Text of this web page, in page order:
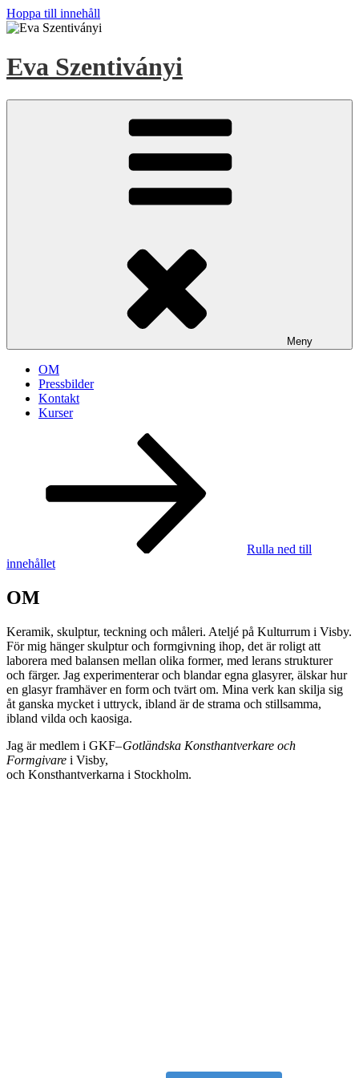
Hoppa till innehåll
Eva Szentiványi
Meny
OM
Pressbilder
Kontakt
Kurser
Rulla ned till
innehållet
OM
Keramik, skulptur, teckning och måleri. Ateljé på Kulturrum i Visby.
För mig hänger skulptur och formgivning ihop, det är ­roligt att
laborera med balansen mellan olika former, med lerans strukturer
och färger. Jag ­experimenterar och blandar egna glasyrer, älskar hur
en glasyr ­framhäver en form och tvärt om. Mina verk kan skilja sig
åt ganska mycket i uttryck, ibland är de strama och stillsamma,
ibland vilda och kaosiga.
Jag är medlem i GKF–Gotländska Konsthantverkare och
Formgivare i Visby,
och Konsthantverkarna i Stockholm.